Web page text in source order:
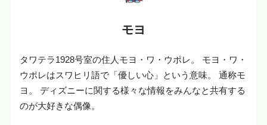
モヨ
タワテラ1928号室の住人モヨ・ワ・ウポレ。 モヨ・ワ・
ウポレはスワヒリ語で「優しい心」という意味。 通称モ
ヨ。 ディズニーに関する様々な情報をみんなと共有する
のが大好きな偶像。